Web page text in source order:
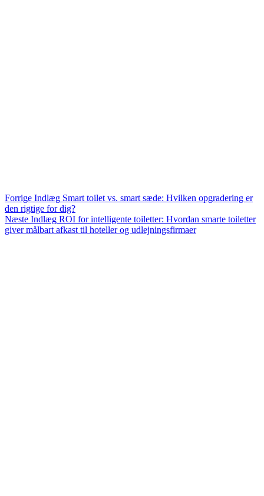
Forrige Indlæg Smart toilet vs. smart sæde: Hvilken opgradering er
den rigtige for dig?
Næste Indlæg ROI for intelligente toiletter: Hvordan smarte toiletter
giver målbart afkast til hoteller og udlejningsfirmaer